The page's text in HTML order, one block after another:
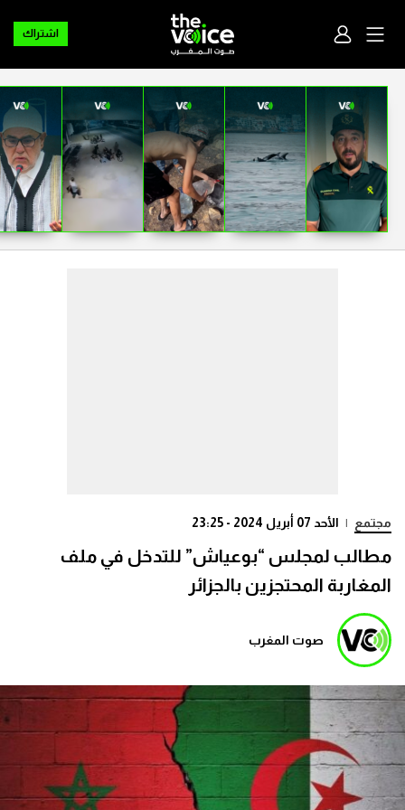
اشتراك
مجتمع | الأحد 07 أبريل 2024 - 23:25
مطالب لمجلس “بوعياش” للتدخل في ملف
المغاربة المحتجزين بالجزائر
صوت المغرب